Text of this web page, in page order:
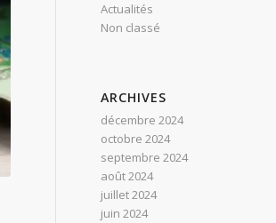
Actualités
Non classé
ARCHIVES
décembre 2024
octobre 2024
septembre 2024
août 2024
juillet 2024
juin 2024